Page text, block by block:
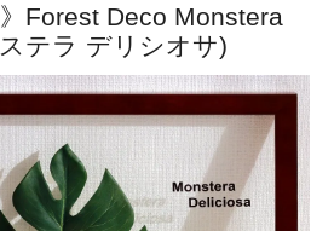
Forest Deco Monstera
テラ デリシオサ)